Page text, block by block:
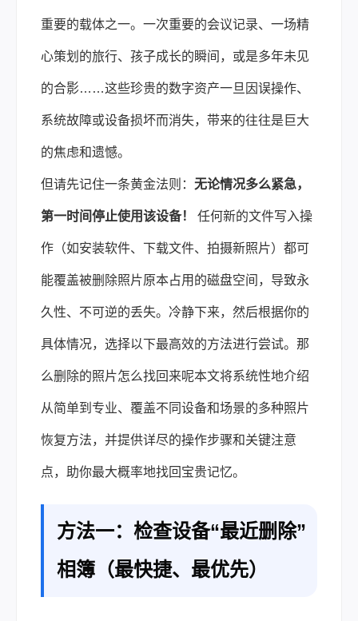
载 |
重要的载体之一。一次重要的会议记录、一场精
心策划的旅行、孩子成长的瞬间，或是多年未见
的合影……这些珍贵的数字资产一旦因误操作、
系统故障或设备损坏而消失，带来的往往是巨大
的焦虑和遗憾。
但请先记住一条黄金法则： 无论情况多么紧急，
第一时间停止使用该设备！ 任何新的文件写入操
作（如安装软件、下载文件、拍摄新照片）都可
能覆盖被删除照片原本占用的磁盘空间，导致永
久性、不可逆的丢失。冷静下来，然后根据你的
具体情况，选择以下最高效的方法进行尝试。那
么删除的照片怎么找回来呢本文将系统性地介绍
从简单到专业、覆盖不同设备和场景的多种照片
恢复方法，并提供详尽的操作步骤和关键注意
点，助你最大概率地找回宝贵记忆。
方法一：检查设备“最近删除”
相簿（最快捷、最优先）